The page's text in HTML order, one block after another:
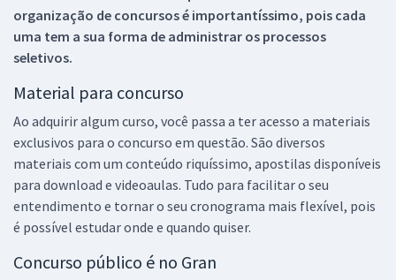
organização de concursos é importantíssimo, pois cada
uma tem a sua forma de administrar os processos
seletivos.
Material para concurso
Ao adquirir algum curso, você passa a ter acesso a materiais
exclusivos para o concurso em questão. São diversos
materiais com um conteúdo riquíssimo, apostilas disponíveis
para download e videoaulas. Tudo para facilitar o seu
entendimento e tornar o seu cronograma mais flexível, pois
é possível estudar onde e quando quiser.
Concurso público é no Gran